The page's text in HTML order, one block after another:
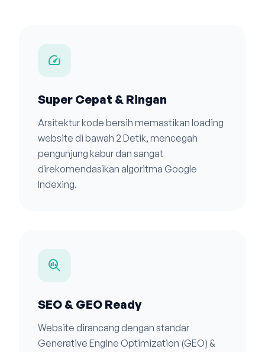
speed
Super Cepat & Ringan
Arsitektur kode bersih memastikan loading
website di bawah 2 Detik, mencegah
pengunjung kabur dan sangat
direkomendasikan algoritma Google
Indexing.
search_insights
SEO & GEO Ready
Website dirancang dengan standar
Generative Engine Optimization (GEO) &